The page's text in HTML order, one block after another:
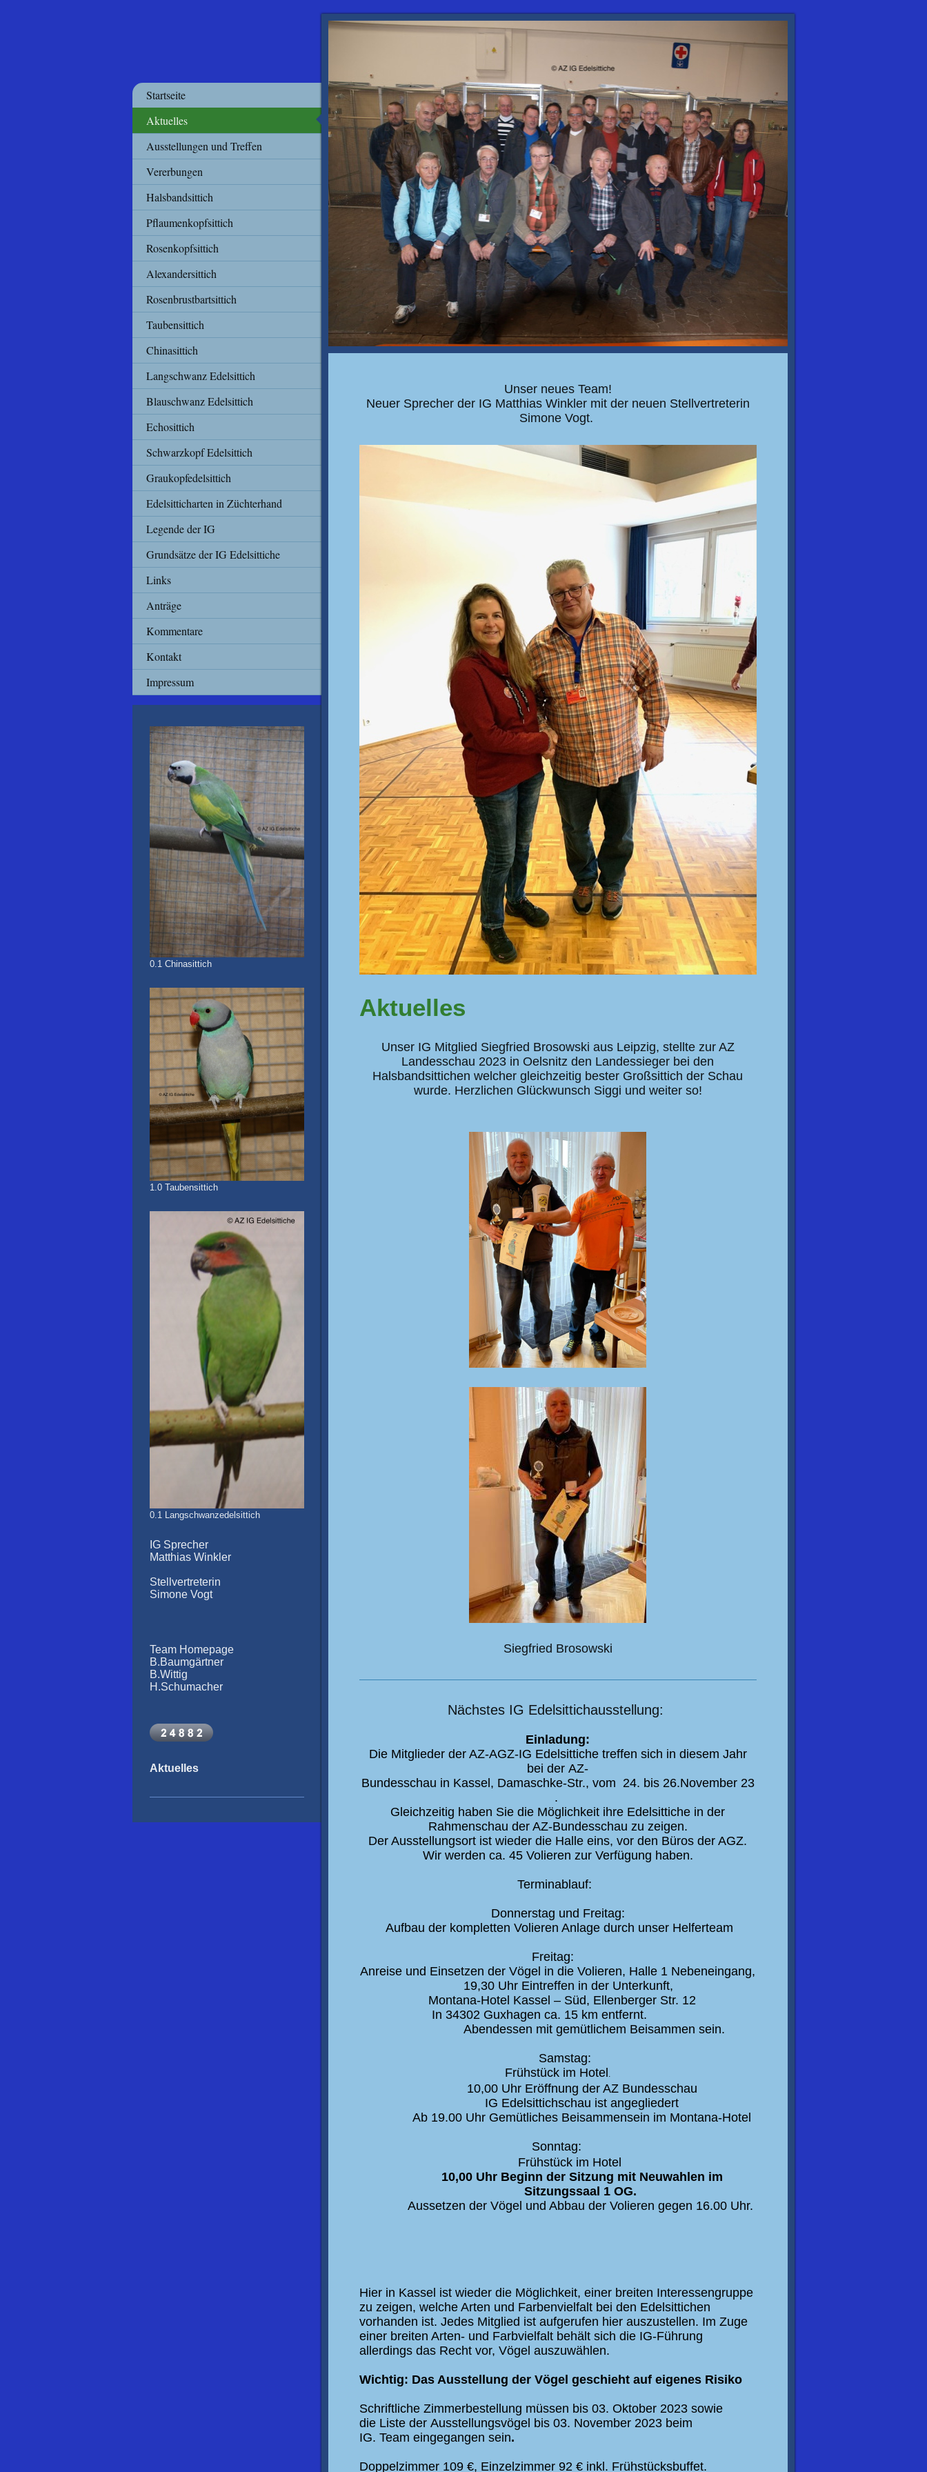
Unser neues Team!
Neuer Sprecher der IG Matthias Winkler mit der neuen Stellvertreterin
Simone Vogt.
Aktuelles
Unser IG Mitglied Siegfried Brosowski aus Leipzig, stellte zur AZ
Landesschau 2023 in Oelsnitz den Landessieger bei den
Halsbandsittichen welcher gleichzeitig bester Großsittich der Schau
wurde. Herzlichen Glückwunsch Siggi und weiter so!
Siegfried Brosowski
Nächstes IG Edelsittichausstellung:
Einladung:
Die Mitglieder der AZ-AGZ-IG Edelsittiche treffen sich in diesem Jahr
bei derAZ-
Bundesschau in Kassel , Damaschke-Str., vom 24. bis 26.November 23
.
Gleichzeitig haben Sie die Möglichkeit ihre Edelsittiche in der
Rahmenschau der AZ-Bundesschau zu zeigen.
Der Ausstellungsort ist wieder die Halle eins,vor den Büros der AGZ.
Wir werden ca. 45 Volieren zur Verfügung haben.
Terminablauf:
Donnerstag und Freitag:
Aufbau der kompletten Volieren Anlage durch unser Helferteam
Freitag:
Anreise und Einsetzen der Vögel in dieVolieren, Halle 1 Nebeneingang,
19,30 Uhr Eintreffen in der Unterkunft,
Montana-Hotel Kassel – Süd, Ellenberger Str. 12
In 34302 Guxhagen ca. 15km entfernt.
Abendessen mit gemütlichem Beisammen sein.
Samstag:
Frühstück im Hotel .
10,00Uhr Eröffnung der AZ Bundesschau
IG Edelsittichschau ist angegliedert
Ab 19.00 Uhr Gemütliches Beisammensein im Montana-Hotel
Sonntag:
Frühstück im Hotel
10,00 Uhr Beginn der Sitzung mit Neuwahlen im
Sitzungssaal 1 OG.
Aussetzen der Vögel und Abbau der Volieren gegen 16.00Uhr.
Hier in Kassel istwiederdie Möglichkeit, einer breiten Interessengruppe
zu zeigen, welche Arten und Farbenvielfalt bei den Edelsittichen
vorhanden ist. Jedes Mitglied ist aufgerufen hier auszustellen. Im Zuge
einer breiten Arten- und Farbvielfalt behält sich die IG-Führung
allerdings das Recht vor, Vögel auszuwählen.
Wichtig: Das Ausstellung der Vögel geschieht auf eigenes Risiko
Schriftliche Zimmerbestellung müssen bis 03. Oktober2023sowie
dieListe der Ausstellungsvögel bis 03. November2023 beim
IG. Team eingegangen sein.
Doppelzimmer 109 €, Einzelzimmer 92€ inkl. Frühstücksbuffet.
Startseite
Aktuelles
Ausstellungen und Treffen
Vererbungen
Halsbandsittich
Pflaumenkopfsittich
Rosenkopfsittich
Alexandersittich
Rosenbrustbartsittich
Taubensittich
Chinasittich
Langschwanz Edelsittich
Blauschwanz Edelsittich
Echosittich
Schwarzkopf Edelsittich
Graukopfedelsittich
Edelsitticharten in Züchterhand
Legende der IG
Grundsätze der IG Edelsittiche
Links
Anträge
Kommentare
Kontakt
Impressum
0.1 Chinasittich
1.0 Taubensittich
0.1 Langschwanzedelsittich
IG Sprecher
Matthias Winkler
Stellvertreterin
Simone Vogt
Team Homepage
B.Baumgärtner
B.Wittig
H.Schumacher
Aktuelles